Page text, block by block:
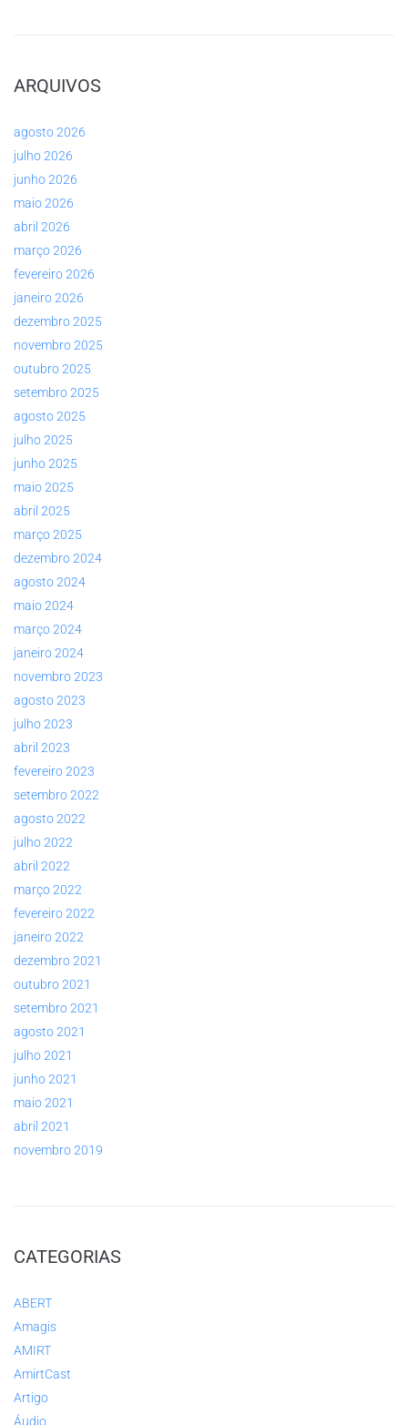
ARQUIVOS
agosto 2026
julho 2026
junho 2026
maio 2026
abril 2026
março 2026
fevereiro 2026
janeiro 2026
dezembro 2025
novembro 2025
outubro 2025
setembro 2025
agosto 2025
julho 2025
junho 2025
maio 2025
abril 2025
março 2025
dezembro 2024
agosto 2024
maio 2024
março 2024
janeiro 2024
novembro 2023
agosto 2023
julho 2023
abril 2023
fevereiro 2023
setembro 2022
agosto 2022
julho 2022
abril 2022
março 2022
fevereiro 2022
janeiro 2022
dezembro 2021
outubro 2021
setembro 2021
agosto 2021
julho 2021
junho 2021
maio 2021
abril 2021
novembro 2019
CATEGORIAS
ABERT
Amagis
AMIRT
AmirtCast
Artigo
Áudio